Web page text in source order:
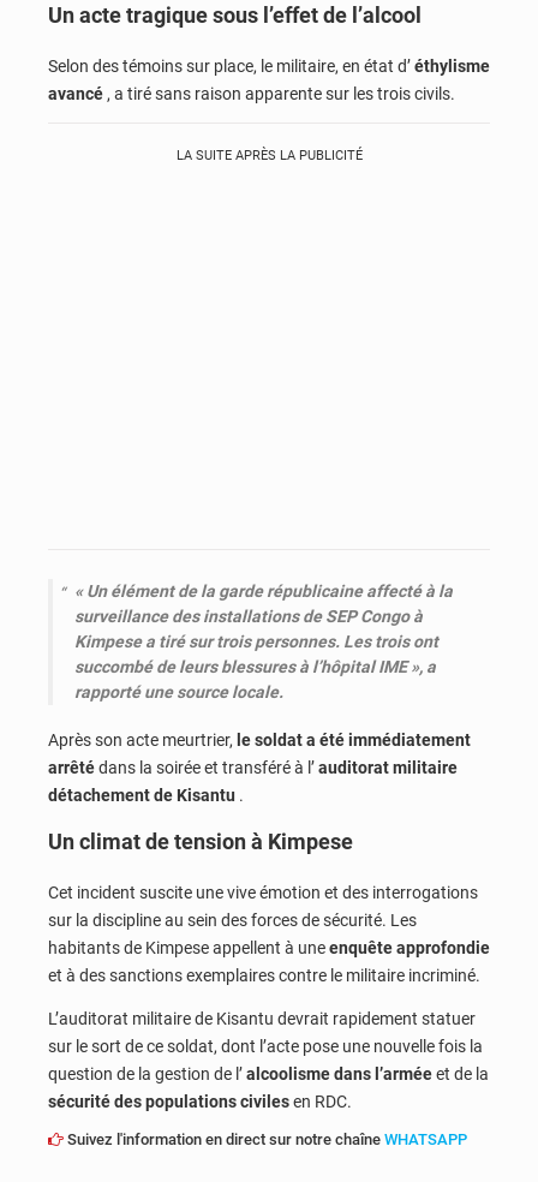
Un acte tragique sous l’effet de l’alcool
Selon des témoins sur place, le militaire, en état d’éthylisme
avancé , a tiré sans raison apparente sur les trois civils.
LA SUITE APRÈS LA PUBLICITÉ
« Un élément de la garde républicaine affecté à la
surveillance des installations de SEP Congo à
Kimpese a tiré sur trois personnes. Les trois ont
succombé de leurs blessures à l’hôpital IME », a
rapporté une source locale.
Après son acte meurtrier, le soldat a été immédiatement
arrêtédans la soirée et transféré à l’auditorat militaire
détachement de Kisantu .
Un climat de tension à Kimpese
Cet incident suscite une vive émotion et des interrogations
sur la discipline au sein des forces de sécurité. Les
habitants de Kimpese appellent à uneenquête approfondie
et à des sanctions exemplaires contre le militaire incriminé.
L’auditorat militaire de Kisantu devrait rapidement statuer
sur le sort de ce soldat, dont l’acte pose une nouvelle fois la
question de la gestion de l’alcoolisme dans l’arméeet de la
sécurité des populations civilesen RDC.
Suivez l'information en direct sur notre chaîne WHATSAPP